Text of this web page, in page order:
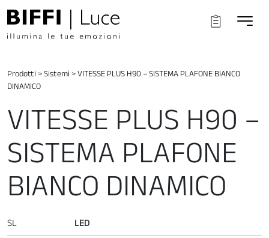
Prodotti >Sistemi >VITESSE PLUS H90 – SISTEMA PLAFONE BIANCO
DINAMICO
VITESSE PLUS H90 –
SISTEMA PLAFONE
BIANCO DINAMICO
SL LED